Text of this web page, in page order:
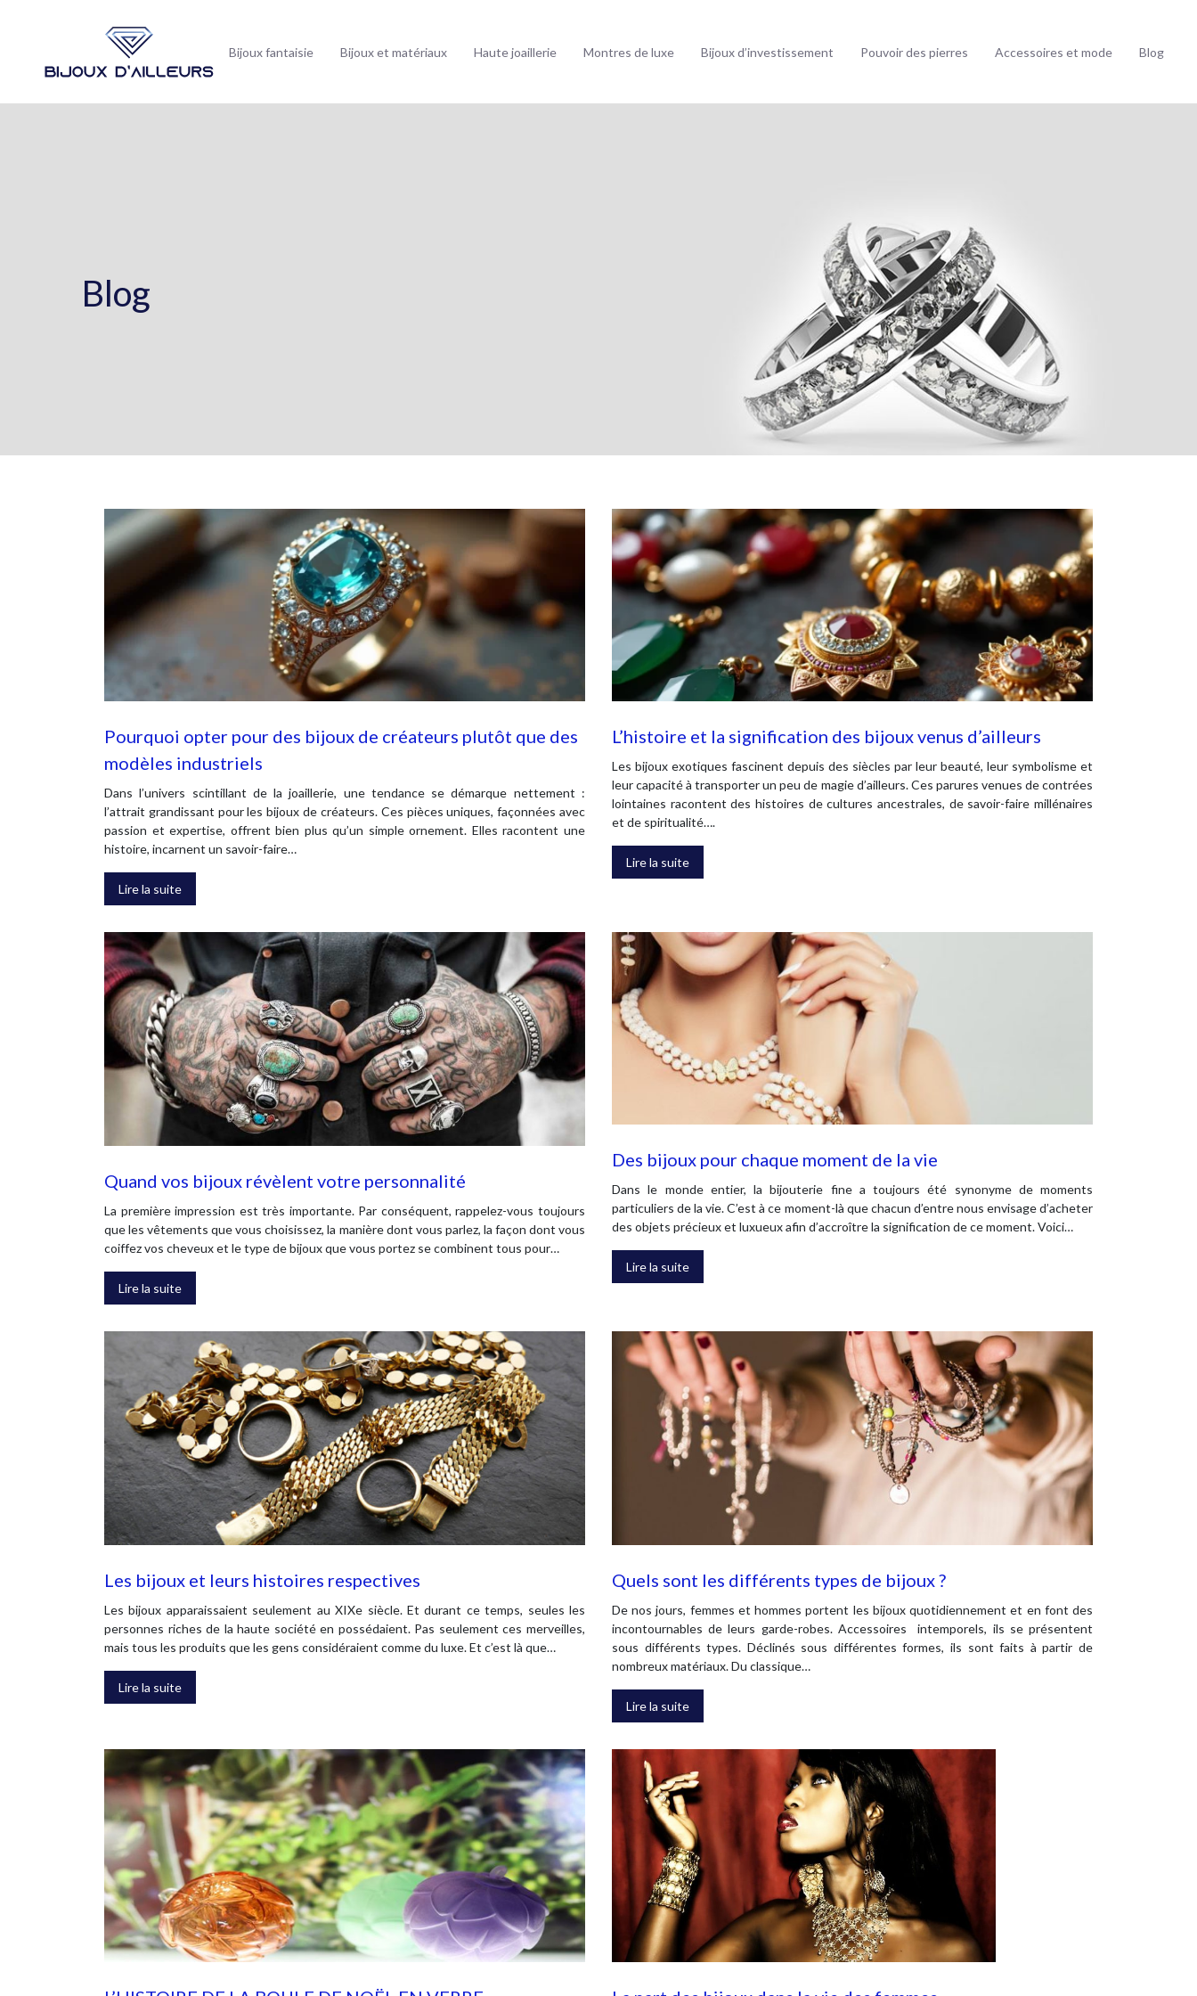
Bijoux fantaisie Bijoux et matériaux Haute joaillerie Montres de luxe Bijoux d’investissement Pouvoir des pierres Accessoires et mode Blog
Blog
Pourquoi opter pour des bijoux de créateurs plutôt que des
modèles industriels
Dans l’univers scintillant de la joaillerie, une tendance se démarque nettement :
l’attrait grandissant pour les bijoux de créateurs. Ces pièces uniques, façonnées avec
passion et expertise, offrent bien plus qu’un simple ornement. Elles racontent une
histoire, incarnent un savoir-faire…
Lire la suite
L’histoire et la signification des bijoux venus d’ailleurs
Les bijoux exotiques fascinent depuis des siècles par leur beauté, leur symbolisme et
leur capacité à transporter un peu de magie d’ailleurs. Ces parures venues de contrées
lointaines racontent des histoires de cultures ancestrales, de savoir-faire millénaires
et de spiritualité….
Lire la suite
Quand vos bijoux révèlent votre personnalité
La première impression est très importante. Par conséquent, rappelez-vous toujours
que les vêtements que vous choisissez, la manière dont vous parlez, la façon dont vous
coiffez vos cheveux et le type de bijoux que vous portez se combinent tous pour…
Lire la suite
Des bijoux pour chaque moment de la vie
Dans le monde entier, la bijouterie fine a toujours été synonyme de moments
particuliers de la vie. C’est à ce moment-là que chacun d’entre nous envisage d’acheter
des objets précieux et luxueux afin d’accroître la signification de ce moment. Voici…
Lire la suite
Les bijoux et leurs histoires respectives
Les bijoux apparaissaient seulement au XIXe siècle. Et durant ce temps, seules les
personnes riches de la haute société en possédaient. Pas seulement ces merveilles,
mais tous les produits que les gens considéraient comme du luxe. Et c’est là que…
Lire la suite
Quels sont les différents types de bijoux ?
De nos jours, femmes et hommes portent les bijoux quotidiennement et en font des
incontournables de leurs garde-robes. Accessoires intemporels, ils se présentent
sous différents types. Déclinés sous différentes formes, ils sont faits à partir de
nombreux matériaux. Du classique…
Lire la suite